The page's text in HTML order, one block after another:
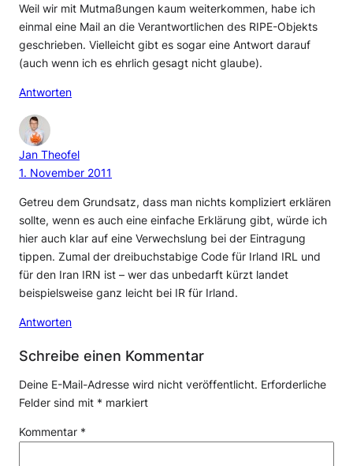
Weil wir mit Mutmaßungen kaum weiterkommen, habe ich
einmal eine Mail an die Verantwortlichen des RIPE-Objekts
geschrieben. Vielleicht gibt es sogar eine Antwort darauf
(auch wenn ich es ehrlich gesagt nicht glaube).
Antworten
Jan Theofel
1. November 2011
Getreu dem Grundsatz, dass man nichts kompliziert erklären
sollte, wenn es auch eine einfache Erklärung gibt, würde ich
hier auch klar auf eine Verwechslung bei der Eintragung
tippen. Zumal der dreibuchstabige Code für Irland IRL und
für den Iran IRN ist – wer das unbedarft kürzt landet
beispielsweise ganz leicht bei IR für Irland.
Antworten
Schreibe einen Kommentar
Deine E-Mail-Adresse wird nicht veröffentlicht. Erforderliche
Felder sind mit * markiert
Kommentar *